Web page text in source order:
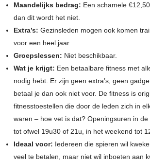
Maandelijks bedrag: Een schamele
dan dit wordt het niet.
Extra’s: Gezinsleden mogen ook komen
voor een heel jaar.
Groepslessen: Niet beschikbaar.
Wat je krijgt: Een betaalbare fitness met
nodig hebt. Er zijn geen extra’s, geen
betaal je dan ook niet voor. De fitness is
fitnesstoestellen die door de leden zich in
waren – hoe vet is dat? Openingsuren in
tot ofwel 19u30 of 21u, in het weekend tot
Ideaal voor: Iedereen die spieren wil
veel te betalen, maar niet wil inboeten aan